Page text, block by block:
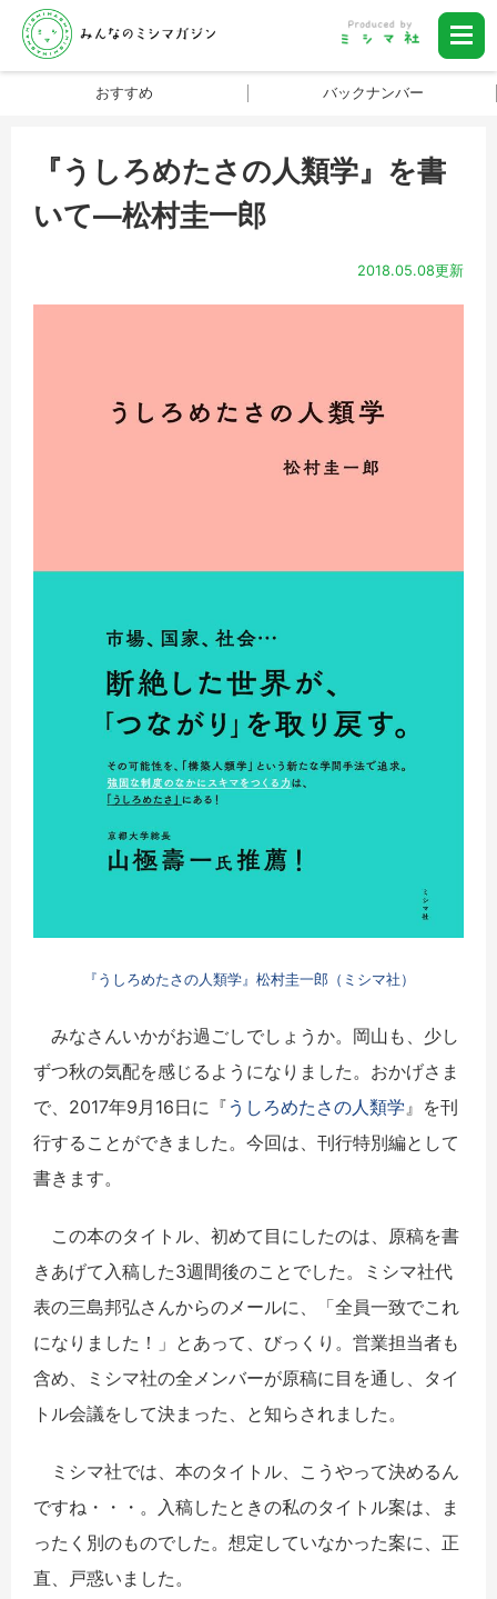
おすすめ バックナンバー
『うしろめたさの人類学』を書
いて―松村圭一郎
2018.05.08更新
『うしろめたさの人類学』松村圭一郎（ミシマ社）
みなさんいかがお過ごしでしょうか。岡山も、少し
ずつ秋の気配を感じるようになりました。おかげさま
で、2017年9月16日に『 うしろめたさの人類学 』を刊
行することができました。今回は、刊行特別編として
書きます。
この本のタイトル、初めて目にしたのは、原稿を書
きあげて入稿した3週間後のことでした。ミシマ社代
表の三島邦弘さんからのメールに、「全員一致でこれ
になりました！」とあって、びっくり。営業担当者も
含め、ミシマ社の全メンバーが原稿に目を通し、タイ
トル会議をして決まった、と知らされました。
ミシマ社では、本のタイトル、こうやって決めるん
ですね・・・。入稿したときの私のタイトル案は、ま
ったく別のものでした。想定していなかった案に、正
直、戸惑いました。